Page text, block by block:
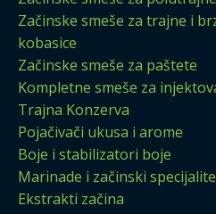
Začinske smeše za trajne i
kobasice
Začinske smeše za paštete
Kompletne smeše za
Trajna Konzerva
Pojačivači ukusa i arome
Boje i stabilizatori boje
Marinade i začinski
Ekstrakti začina